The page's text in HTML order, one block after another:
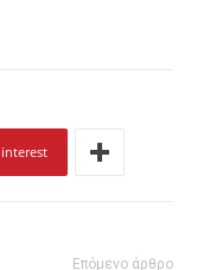
Επόμενο άρθρο